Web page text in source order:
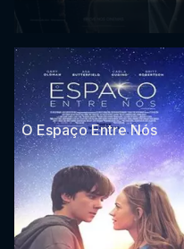
O Espaço Entre Nós